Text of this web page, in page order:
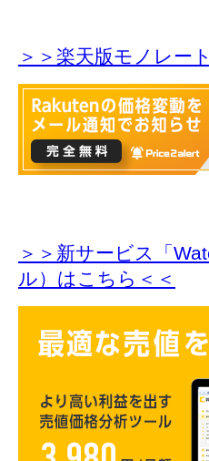
＞＞楽天版モノレー
＞＞新サービス「
ル）はこちら＜＜